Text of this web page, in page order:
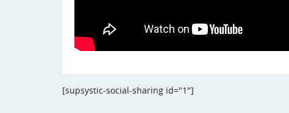
[supsystic-social-sharing id="1"]